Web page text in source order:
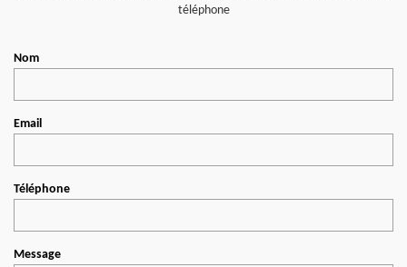
téléphone
Nom
Email
Téléphone
Message